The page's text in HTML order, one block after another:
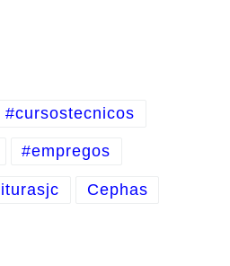
#cursostecnicos
#empregos
Cephas